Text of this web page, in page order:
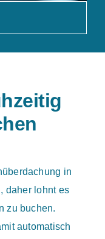
in
daher lohnt es
zu buchen.
automatisch